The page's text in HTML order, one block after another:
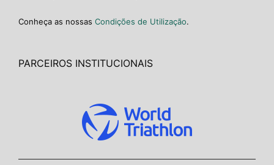
Conheça as nossas Condições de Utilização.
PARCEIROS INSTITUCIONAIS